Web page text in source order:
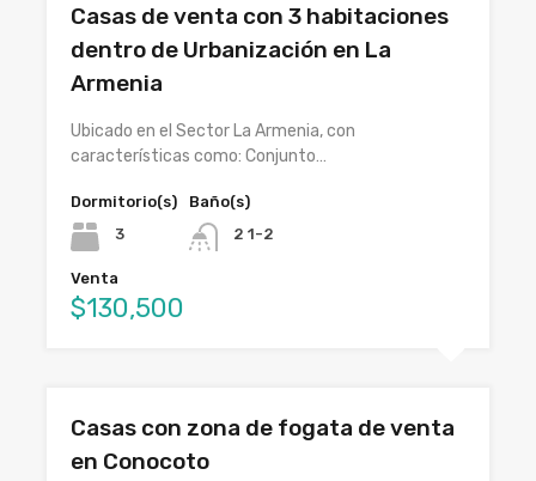
Casas de venta con 3 habitaciones
dentro de Urbanización en La
Armenia
Ubicado en el Sector La Armenia, con
características como: Conjunto…
Dormitorio(s)
3
Baño(s)
2 1-2
Venta
$130,500
Casas con zona de fogata de venta
en Conocoto